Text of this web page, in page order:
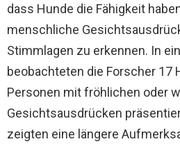
dass Hunde die Fähigkeit
menschliche
Stimmlagen zu erkennen. In
beobachteten die Forscher 17
Personen mit fröhlichen oder
Gesichtsausdrücken
zeigten eine längere